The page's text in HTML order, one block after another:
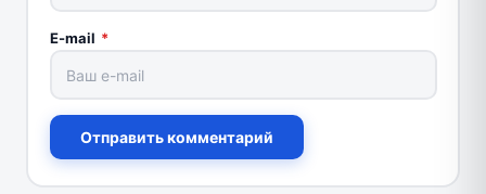
E-mail *
Отправить комментарий